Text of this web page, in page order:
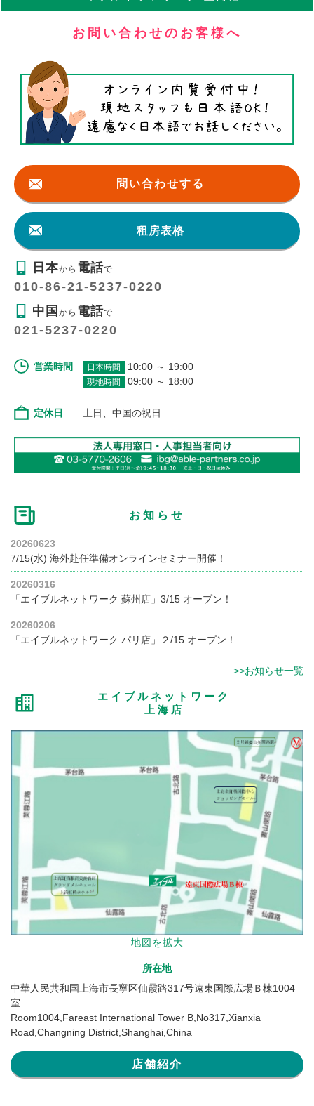
お問い合わせのお客様へ
問い合わせする
租房表格
日本から 電話で
010-86-21-5237-0220
中国から 電話で
021-5237-0220
営業時間 日本時間 10:00 ～ 19:00
現地時間 09:00 ～ 18:00
定休日 土日、中国の祝日
お知らせ
20260623
7/15(水) 海外赴任準備オンラインセミナー開催！
20260316
「エイブルネットワーク 蘇州店」3/15 オープン！
20260206
「エイブルネットワーク パリ店」２/15 オープン！
>>お知らせ一覧
エイブルネットワーク
上海店
地図を拡大
所在地
中華人民共和国上海市長寧区仙霞路317号遠東国際広場Ｂ棟1004
室
Room1004,Fareast International Tower B,No317,Xianxia
Road,Changning District,Shanghai,China
店舗紹介